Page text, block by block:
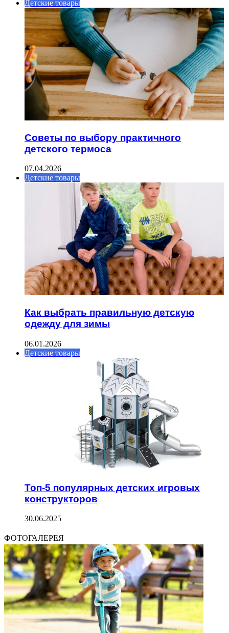
Детские товары
Советы по выбору практичного
детского термоса
07.04.2026
Детские товары
Как выбрать правильную детскую
одежду для зимы
06.01.2026
Детские товары
Топ-5 популярных детских игровых
конструкторов
30.06.2025
ФОТОГАЛЕРЕЯ